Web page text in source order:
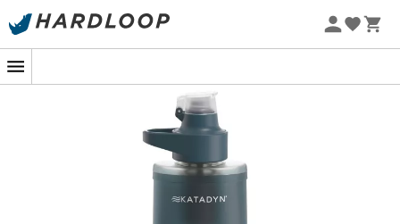
Zomeraanbiedingen 🔥 -5% EXTRA vanaf 2 producten* met